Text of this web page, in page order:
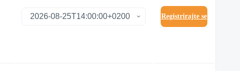
Registrirajte se